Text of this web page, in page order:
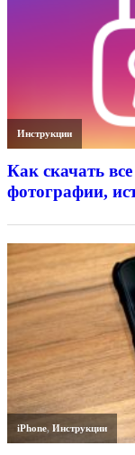
Инструкции
Как скачать
фотографии,
iPhone,Инструкции